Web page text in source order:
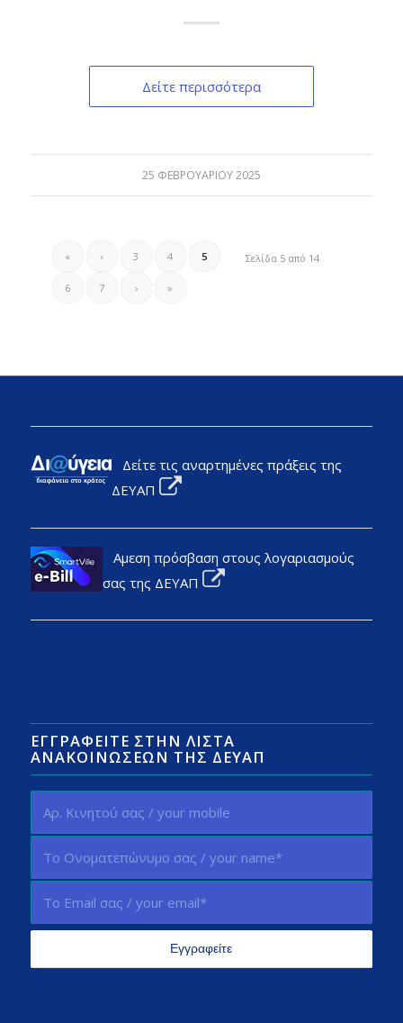
Δείτε περισσότερα
25 ΦΕΒΡΟΥΑΡΊΟΥ 2025
Σελίδα 5 από 14
« ‹ 3 4 5
6 7 › »
Δείτε τις αναρτημένες πράξεις της
ΔΕΥΑΠ
Αμεση πρόσβαση στους λογαριασμούς
σας της ΔΕΥΑΠ
ΕΓΓΡΑΦΕΊΤΕ ΣΤΗΝ ΛΊΣΤΑ
ΑΝΑΚΟΙΝΏΣΕΩΝ ΤΗΣ ΔΕΥΑΠ